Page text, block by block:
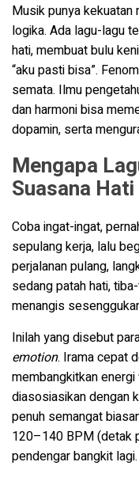
Musik punya
logika. Ada lagu-lagu
hati, membuat bulu
“aku pasti bisa”.
semata. Ilmu
dan harmoni bisa
dopamin, serta
Mengapa
Suasana
Coba ingat-ingat,
sepulang kerja, lalu
perjalanan pulang,
sedang patah hati,
menangis
Inilah yang disebut
emotion. Irama cepat
membangkitkan
diasosiasikan dengan
penuh semangat
120–140 BPM (detak
pendengar bangkit lagi.